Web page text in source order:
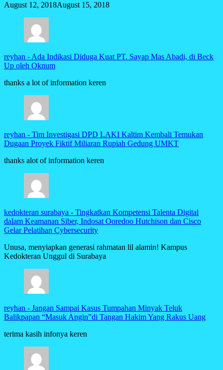
August 12, 2018August 15, 2018
reyhan - Ada Indikasi Diduga Kuat PT. Sayap Mas Abadi, di Beck
Up oleh Oknum
thanks a lot of information keren
reyhan - Tim Investigasi DPD LAKI Kaltim Kembali Temukan
Dugaan Proyek Fiktif Miliaran Rupiah Gedung UMKT
thanks alot of information keren
kedokteran surabaya - Tingkatkan Kompetensi Talenta Digital
dalam Keamanan Siber, Indosat Ooredoo Hutchison dan Cisco
Gelar Pelatihan Cybersecurity
Unusa, menyiapkan generasi rahmatan lil alamin! Kampus
Kedokteran Unggul di Surabaya
reyhan - Jangan Sampai Kasus Tumpahan Minyak Teluk
Balikpapan “Masuk Angin”di Tangan Hakim Yang Rakus Uang
terima kasih infonya keren